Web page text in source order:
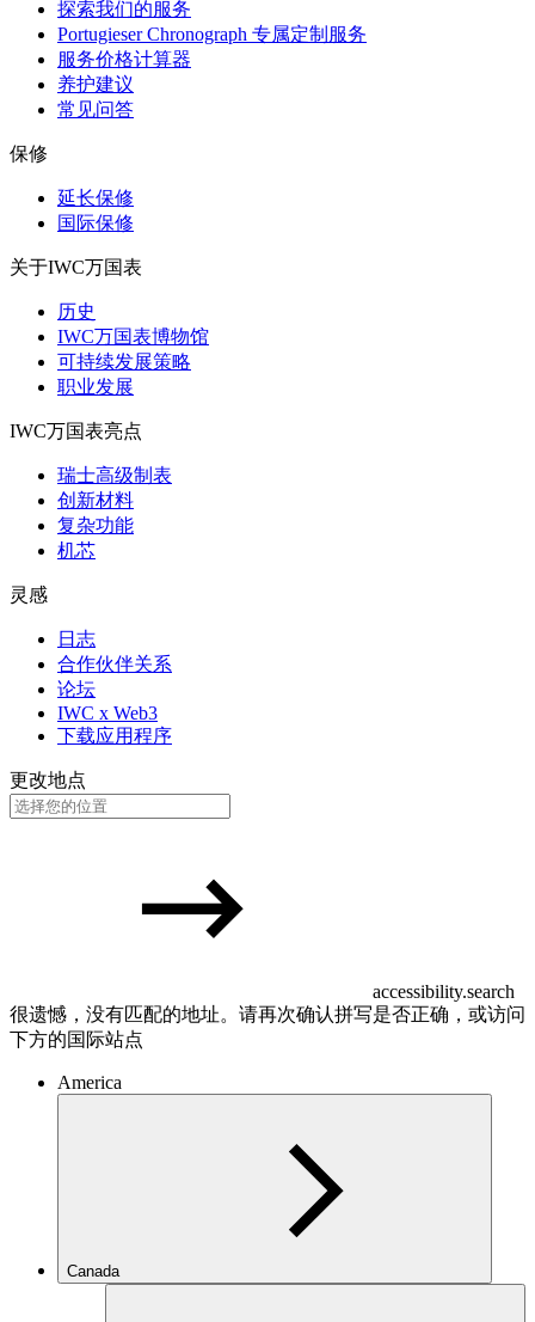
探索我们的服务
Portugieser Chronograph 专属定制服务
服务价格计算器
养护建议
常见问答
保修
延长保修
国际保修
关于IWC万国表
历史
IWC万国表博物馆
可持续发展策略
职业发展
IWC万国表亮点
瑞士高级制表
创新材料
复杂功能
机芯
灵感
日志
合作伙伴关系
论坛
IWC x Web3
下载应用程序
更改地点
accessibility.search
很遗憾，没有匹配的地址。请再次确认拼写是否正确，或访问
下方的国际站点
America
Canada